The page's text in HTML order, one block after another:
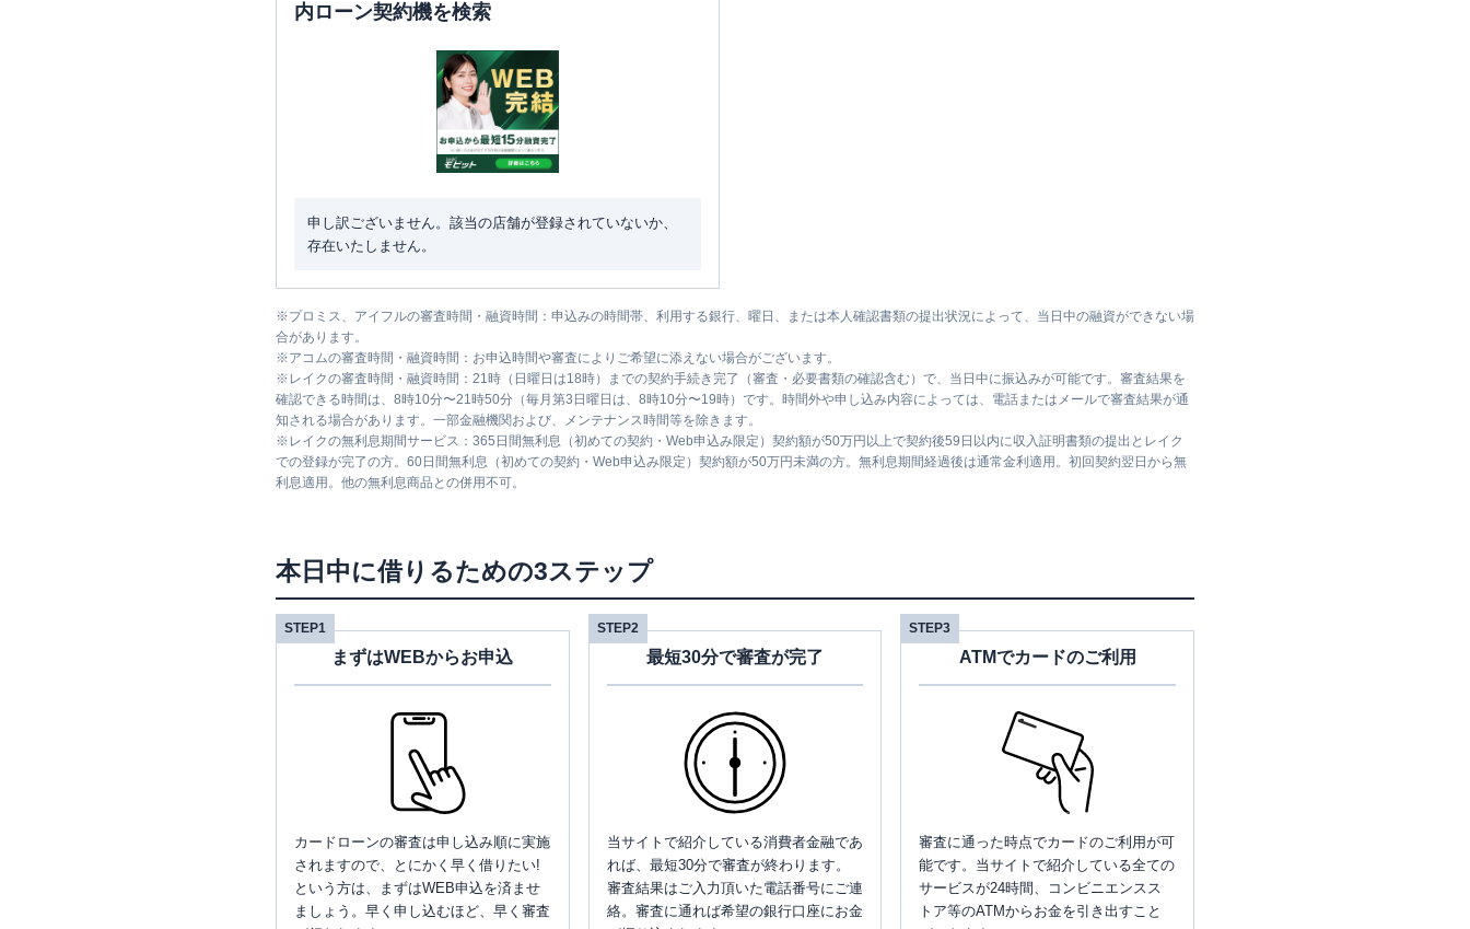
内ローン契約機を検索
申し訳ございません。該当の店舗が登録されていないか、
存在いたしません。
※プロミス、アイフルの審査時間・融資時間：申込みの時間帯、利用する銀行、曜日、または本人確認書類の提出状況によって、当日中の融資ができない場
合があります。
※アコムの審査時間・融資時間：お申込時間や審査によりご希望に添えない場合がございます。
※ レイクの審査時間・融資時間：21時（日曜日は18時）までの契約手続き完了（審査・必要書類の確認含む）で、当日中に振込みが可能です。審査結果を
確認できる時間は、8時10分〜21時50分（毎月第3日曜日は、8時10分〜19時）です。時間外や申し込み内容によっては、電話またはメールで審査結果が通
知される場合があります。一部金融機関および、メンテナンス時間等を除きます。
※ レイクの無利息期間サービス：365日間無利息（初めての契約・Web申込み限定）契約額が50万円以上で契約後59日以内に収入証明書類の提出とレイク
での登録が完了の方。60日間無利息（初めての契約・Web申込み限定）契約額が50万円未満の方。無利息期間経過後は通常金利適用。初回契約翌日から無
利息適用。他の無利息商品との併用不可。
本日中に借りるための3ステップ
STEP1
まずはWEBからお申込
カードローンの審査は申し込み順に実施
されますので、とにかく早く借りたい!
という方は、まずはWEB申込を済ませ
ましょう。早く申し込むほど、早く審査
STEP2
最短30分で審査が完了
当サイトで紹介している消費者金融であ
れば、最短30分で審査が終わります。
審査結果はご入力頂いた電話番号にご連
絡。審査に通れば希望の銀行口座にお金
STEP3
ATMでカードのご利用
審査に通った時点でカードのご利用が可
能です。当サイトで紹介している全ての
サービスが24時間、コンビニエンスス
トア等のATMからお金を引き出すこと